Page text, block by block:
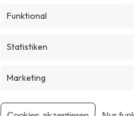
Funktional
Statistiken
Marketing